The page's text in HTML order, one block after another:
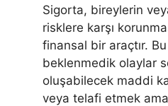
Sigorta, bireylerin
risklere karşı
finansal bir araçtır.
beklenmedik olaylar
oluşabilecek maddi
veya telafi etmek